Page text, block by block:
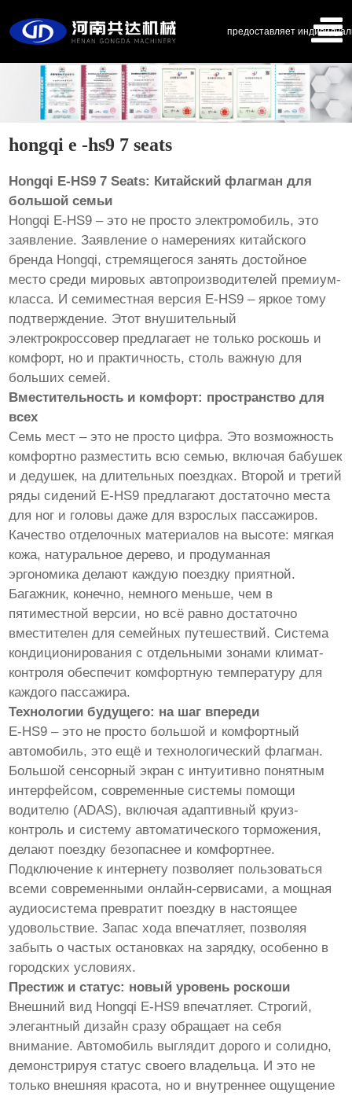
предоставляет
hongqi e -hs9 7 seats
Hongqi E-HS9 7 Seats: Китайский флагман для
большой семьи
Hongqi E-HS9 – это не просто электромобиль, это
заявление. Заявление о намерениях китайского
бренда Hongqi, стремящегося занять достойное
место среди мировых автопроизводителей премиум-
класса. И семиместная версия E-HS9 – яркое тому
подтверждение. Этот внушительный
электрокроссовер предлагает не только роскошь и
комфорт, но и практичность, столь важную для
больших семей.
Вместительность и комфорт: пространство для
всех
Семь мест – это не просто цифра. Это возможность
комфортно разместить всю семью, включая бабушек
и дедушек, на длительных поездках. Второй и третий
ряды сидений E-HS9 предлагают достаточно места
для ног и головы даже для взрослых пассажиров.
Качество отделочных материалов на высоте: мягкая
кожа, натуральное дерево, и продуманная
эргономика делают каждую поездку приятной.
Багажник, конечно, немного меньше, чем в
пятиместной версии, но всё равно достаточно
вместителен для семейных путешествий. Система
кондиционирования с отдельными зонами климат-
контроля обеспечит комфортную температуру для
каждого пассажира.
Технологии будущего: на шаг впереди
E-HS9 – это не просто большой и комфортный
автомобиль, это ещё и технологический флагман.
Большой сенсорный экран с интуитивно понятным
интерфейсом, современные системы помощи
водителю (ADAS), включая адаптивный круиз-
контроль и систему автоматического торможения,
делают поездку безопаснее и комфортнее.
Подключение к интернету позволяет пользоваться
всеми современными онлайн-сервисами, а мощная
аудиосистема превратит поездку в настоящее
удовольствие. Запас хода впечатляет, позволяя
забыть о частых остановках на зарядку, особенно в
городских условиях.
Престиж и статус: новый уровень роскоши
Внешний вид Hongqi E-HS9 впечатляет. Строгий,
элегантный дизайн сразу обращает на себя
внимание. Автомобиль выглядит дорого и солидно,
демонстрируя статус своего владельца. И это не
только внешняя красота, но и внутреннее ощущение